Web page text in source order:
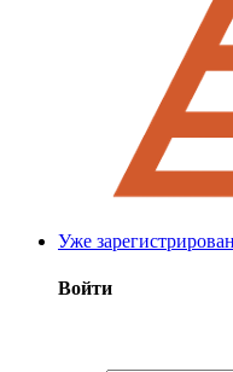
Уже
Войти